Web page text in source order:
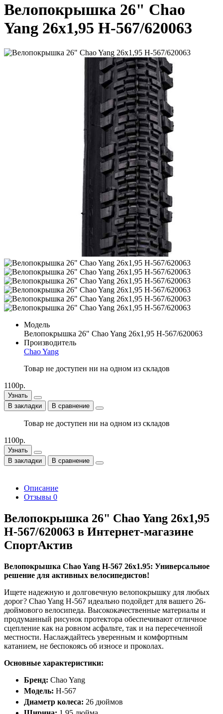
Велопокрышка 26" Chao
Yang 26х1,95 Н-567/620063
Модель
Велопокрышка 26" Chao Yang 26х1,95 Н-567/620063
Производитель
Chao Yang
Товар не доступен ни на одном из складов
1100р.
Узнать
В закладки
В сравнение
Товар не доступен ни на одном из складов
1100р.
Узнать
В закладки
В сравнение
Описание
Отзывы 0
Велопокрышка 26" Chao Yang 26х1,95
Н-567/620063 в Интернет-магазине
СпортАктив
Велопокрышка Chao Yang H-567 26x1.95: Универсальное
решение для активных велосипедистов!
Ищете надежную и долговечную велопокрышку для любых
дорог? Chao Yang H-567 идеально подойдет для вашего 26-
дюймового велосипеда. Высококачественные материалы и
продуманный рисунок протектора обеспечивают отличное
сцепление как на ровном асфальте, так и на пересеченной
местности. Наслаждайтесь уверенным и комфортным
катанием, не беспокоясь об износе и проколах.
Основные характеристики:
Бренд: Chao Yang
Модель: H-567
Диаметр колеса: 26 дюймов